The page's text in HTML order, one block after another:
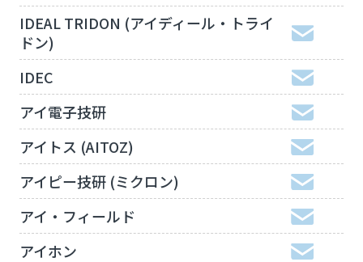
IDEAL TRIDON (アイディール・トライ
ドン)
IDEC
アイ電子技研
アイトス (AITOZ)
アイピー技研 (ミクロン)
アイ・フィールド
アイホン